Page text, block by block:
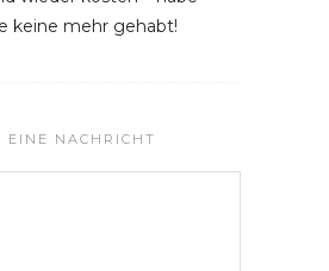
keine mehr gehabt!
EINE NACHRICHT